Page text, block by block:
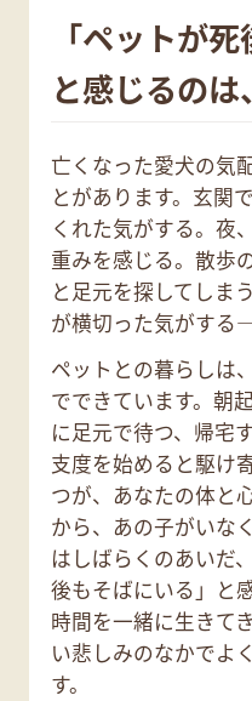
「ペットが
と感じるの
亡くなった愛犬の気
とがあります。玄関
くれた気がする。夜
重みを感じる。散歩
と足元を探してしま
が横切った気がする
ペットとの暮らしは
でできています。朝
に足元で待つ、帰宅
支度を始めると駆け
つが、あなたの体と
から、あの子がいな
はしばらくのあいだ
後もそばにいる」と
時間を一緒に生きて
い悲しみのなかでよ
す。